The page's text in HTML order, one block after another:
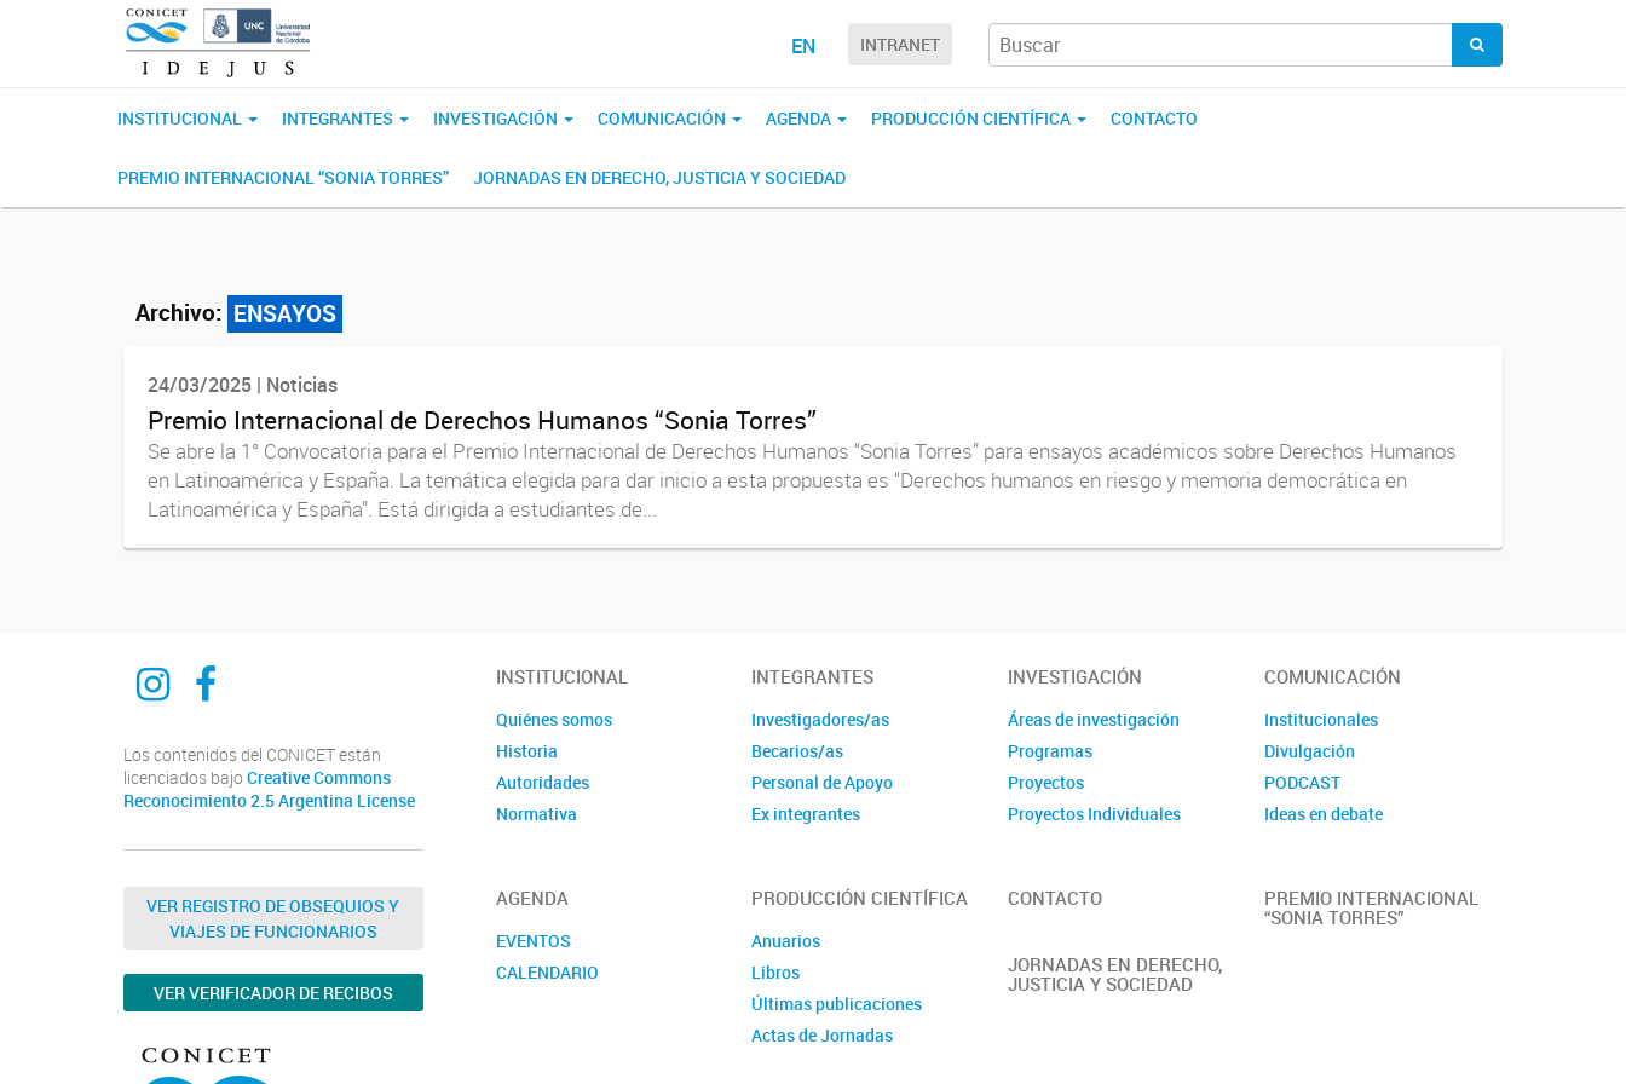
EN INTRANET
INSTITUCIONAL INTEGRANTES INVESTIGACIÓN COMUNICACIÓN AGENDA PRODUCCIÓN CIENTÍFICA CONTACTO
PREMIO INTERNACIONAL “SONIA TORRES” JORNADAS EN DERECHO, JUSTICIA Y SOCIEDAD
Archivo: ENSAYOS
24/03/2025 | Noticias
Premio Internacional de Derechos Humanos “Sonia Torres”
Se abre la 1° Convocatoria para el Premio Internacional de Derechos Humanos “Sonia Torres” para ensayos académicos sobre Derechos Humanos
en Latinoamérica y España. La temática elegida para dar inicio a esta propuesta es “Derechos humanos en riesgo y memoria democrática en
Latinoamérica y España”. Está dirigida a estudiantes de...
Ciencia del derecho y del revesCiencia del derecho y del reves
Los contenidos del CONICET están
licenciados bajo Creative Commons
Reconocimiento 2.5 Argentina License
VER REGISTRO DE OBSEQUIOS Y
VIAJES DE FUNCIONARIOS
VER VERIFICADOR DE RECIBOS
INSTITUCIONAL
Quiénes somos
Historia
Autoridades
Normativa
INTEGRANTES
Investigadores/as
Becarios/as
Personal de Apoyo
Ex integrantes
INVESTIGACIÓN
Áreas de investigación
Programas
Proyectos
Proyectos Individuales
COMUNICACIÓN
Institucionales
Divulgación
PODCAST
Ideas en debate
AGENDA
EVENTOS
CALENDARIO
PRODUCCIÓN CIENTÍFICA
Anuarios
Libros
Últimas publicaciones
Actas de Jornadas
CONTACTO
PREMIO INTERNACIONAL
“SONIA TORRES”
JORNADAS EN DERECHO,
JUSTICIA Y SOCIEDAD